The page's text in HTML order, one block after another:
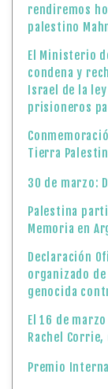
rendiremos
palestino
El Ministerio
condena y
Israel de la
prisioneros
Tierra
30 de marzo:
Palestina
Memoria en
Declaración
organizado
genocida
El 16 de
Rachel Corrie,
Premio